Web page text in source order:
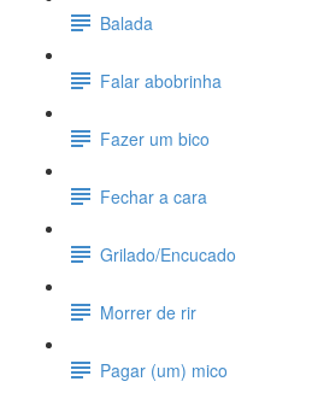
Balada
Falar abobrinha
Fazer um bico
Fechar a cara
Grilado/Encucado
Morrer de rir
Pagar (um) mico